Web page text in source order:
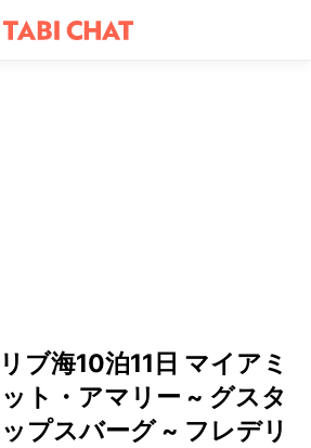
ブ海10泊11日 マイアミ
ト・アマリー ~ グスタ
プスバーグ ~ フレデリ